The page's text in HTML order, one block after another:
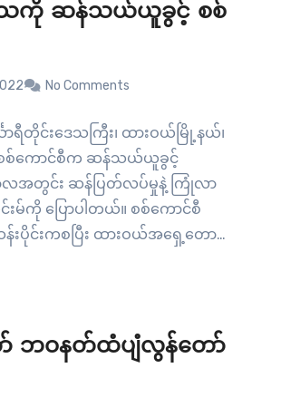
သကို ဆန်သယ်ယူခွင့် စစ်
No Comments
ရီတိုင်းဒေသကြီး၊ ထားဝယ်မြို့နယ်၊
စ်ကောင်စီက ဆန်သယ်ယူခွင့်
လအတွင်း ဆန်ပြတ်လပ်မှုနဲ့ ကြုံလာ
ပြောပါတယ်။ စစ်ကောင်စီ
ပိုင်းကစပြီး ထားဝယ်အရှေ့တော
ာ် ဘဝနတ်ထံပျံလွန်တော်